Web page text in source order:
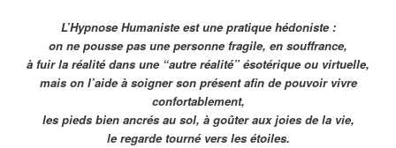
L’Hypnose Humaniste est une pratique hédoniste :
on ne pousse pas une personne fragile, en souffrance,
à fuir la réalité dans une “autre réalité” ésotérique ou virtuelle,
mais on l’aide à soigner son présent afin de pouvoir vivre
confortablement,
les pieds bien ancrés au sol, à goûter aux joies de la vie,
le regarde tourné vers les étoiles.